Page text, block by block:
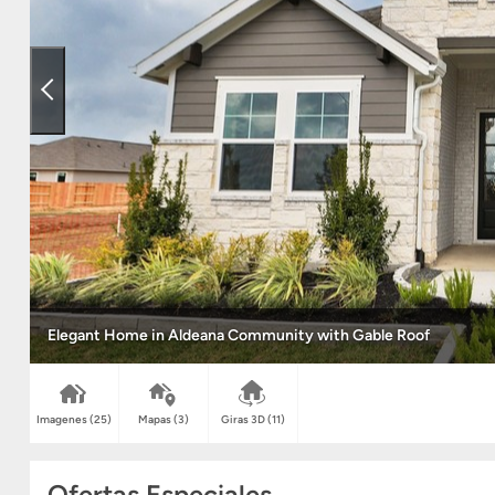
Elegant Home in Aldeana Community with Gable Roof
Imagenes(25) Mapas(3) Giras 3D(11)